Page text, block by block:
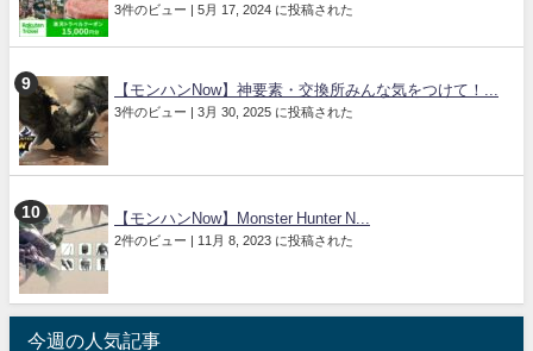
3件のビュー | 5月 17, 2024 に投稿された
【モンハンNow】神要素・交換所みんな気をつけて！...
3件のビュー | 3月 30, 2025 に投稿された
【モンハンNow】Monster Hunter N...
2件のビュー | 11月 8, 2023 に投稿された
今週の人気記事